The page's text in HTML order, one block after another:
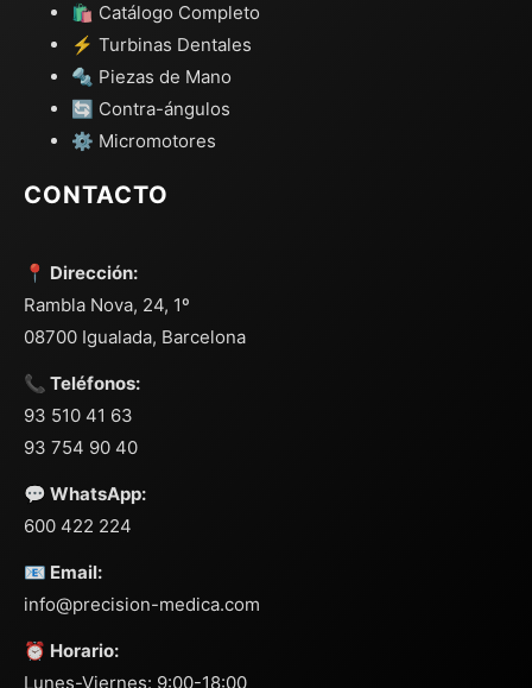
🛍️ Catálogo Completo
⚡ Turbinas Dentales
🔩 Piezas de Mano
🔄 Contra-ángulos
⚙️ Micromotores
CONTACTO
📍 Dirección:
Rambla Nova, 24, 1º
08700 Igualada, Barcelona
📞 Teléfonos:
93 510 41 63
93 754 90 40
💬 WhatsApp:
600 422 224
📧 Email:
info@precision-medica.com
⏰ Horario:
Lunes-Viernes: 9:00-18:00